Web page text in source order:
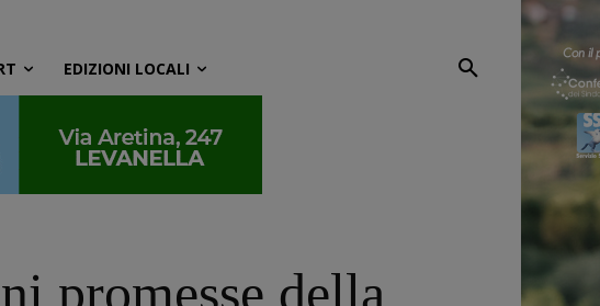
EDIZIONI LOCALI
promesse della